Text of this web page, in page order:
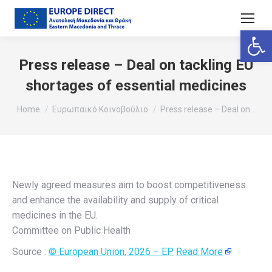
Press release – Deal on tackling EU
shortages of essential medicines
You are here:
Home Ευρωπαϊκό Κοινοβούλιο Press release – Deal on…
Newly agreed measures aim to boost competitiveness
and enhance the availability and supply of critical
medicines in the EU.
Committee on Public Health
Source : © European Union, 2026 – EP Read More